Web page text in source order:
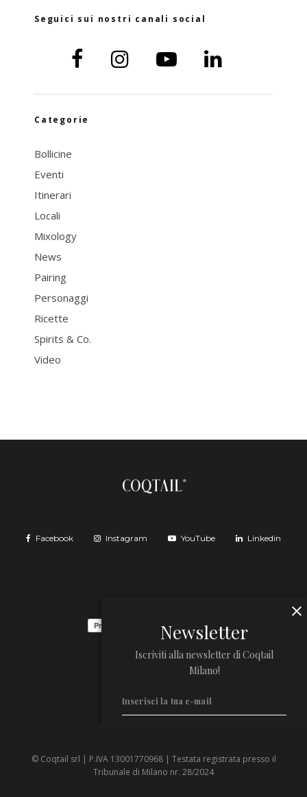
Seguici sui nostri canali social
Categorie
Bollicine
Eventi
Itinerari
Locali
Mixology
News
Pairing
Personaggi
Ricette
Spirits & Co.
Video
Facebook Instagram YouTube Linkedin
Newsletter
Iscriviti alla newsletter di Coqtail
Milano!
Privacy Policy
© Coqtail srl | P.IVA 13001770968 | Testata registrata presso il
Tribunale di Milano nr. 28/2024